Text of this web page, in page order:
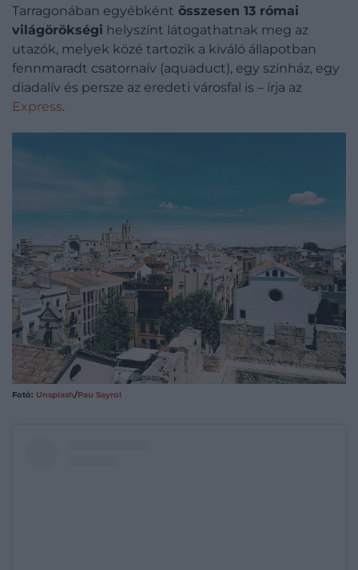
Tarragonában egyébként összesen 13 római
világörökségi helyszínt látogathatnak meg az
utazók, melyek közé tartozik a kiváló állapotban
fennmaradt csatornaív (aquaduct), egy színház, egy
diadalív és persze az eredeti városfal is – írja az
Express.
Fotó: Unsplash/Pau Sayrol